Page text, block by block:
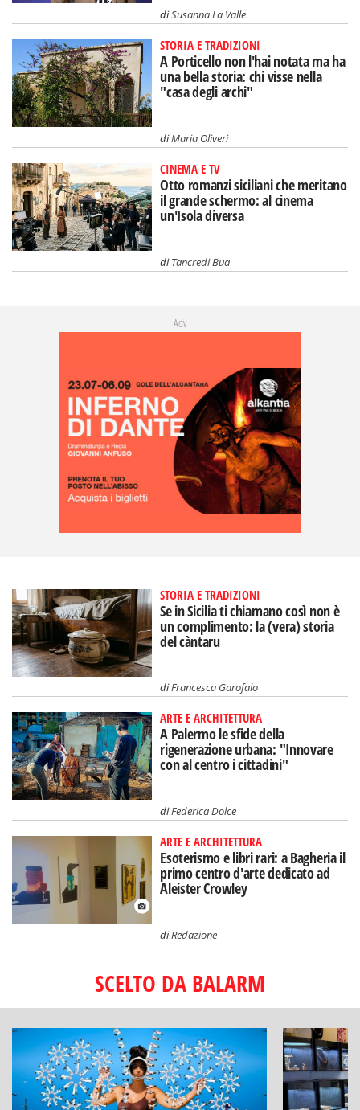
diSusanna La Valle
STORIA E TRADIZIONI
A Porticello non l'hai notata ma ha
una bella storia: chi visse nella
"casa degli archi"
diMaria Oliveri
CINEMA E TV
Otto romanzi siciliani che meritano
il grande schermo: al cinema
un'Isola diversa
diTancredi Bua
Adv
STORIA E TRADIZIONI
Se in Sicilia ti chiamano così non è
un complimento: la (vera) storia
del càntaru
diFrancesca Garofalo
ARTE E ARCHITETTURA
A Palermo le sfide della
rigenerazione urbana: "Innovare
con al centro i cittadini"
diFederica Dolce
ARTE E ARCHITETTURA
Esoterismo e libri rari: a Bagheria il
primo centro d'arte dedicato ad
Aleister Crowley
diRedazione
SCELTO DA BALARM